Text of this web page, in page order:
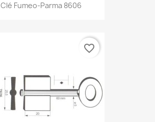
Clé Fumeo-Parma 8606
favorite_border